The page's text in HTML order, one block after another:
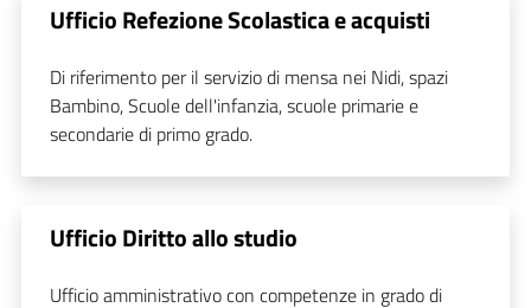
Ufficio Refezione Scolastica e acquisti
Di riferimento per il servizio di mensa nei Nidi, spazi
Bambino, Scuole dell'infanzia, scuole primarie e
secondarie di primo grado.
Ufficio Diritto allo studio
Ufficio amministrativo con competenze in grado di